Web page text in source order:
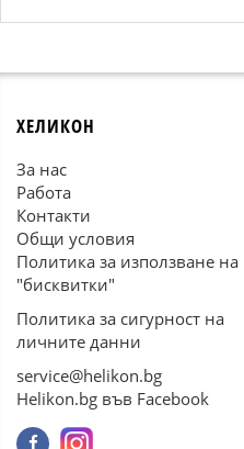
ХЕЛИКОН
За нас
Работа
Контакти
Общи условия
Политика за използване на
"бисквитки"
Политика за сигурност на
личните данни
service@helikon.bg
Helikon.bg във Facebook